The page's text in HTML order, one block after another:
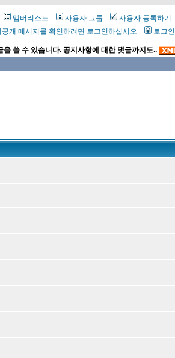
멤버리스트 사용자 그룹
사용자 등록하기
공개 메시지를 확인하려면 로그인하십시오 로그인
을 쓸 수 있습니다. 공지사항에 대한 댓글까지도..